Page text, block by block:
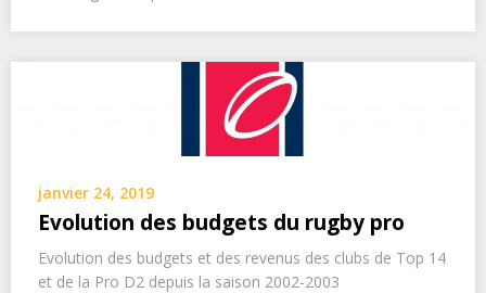
janvier 24, 2019
Evolution des budgets du rugby pro
Evolution des budgets et des revenus des clubs de Top 14
et de la Pro D2 depuis la saison 2002-2003